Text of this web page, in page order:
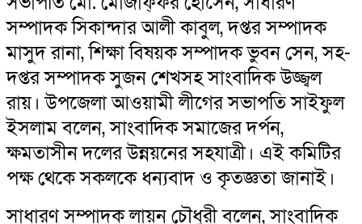
সম্পাদক সিকান্দার আলী কাবুল, দপ্তর সম্পাদক
মাসুদ রানা, শিক্ষা বিষয়ক সম্পাদক ভুবন সেন, সহ-
দপ্তর সম্পাদক সুজন শেখসহ সাংবাদিক উজ্জ্বল
রায়। উপজেলা আওয়ামী লীগের সভাপতি সাইফুল
ইসলাম বলেন, সাংবাদিক সমাজের দর্পন,
ক্ষমতাসীন দলের উন্নয়নের সহযাত্রী। এই কমিটির
পক্ষ থেকে সকলকে ধন্যবাদ ও কৃতজ্ঞতা জানাই।
সাধারণ সম্পাদক লায়ন চৌধুরী বলেন, সাংবাদিক